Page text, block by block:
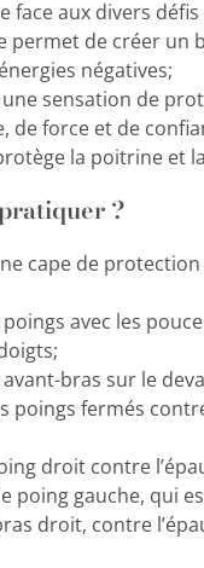
face aux divers défis
permet de créer un
négatives;
sensation de
de force et de
la poitrine et
?
cape de
avec les
bras sur le
poings fermés
droit contre
poing gauche, qui
droit, contre